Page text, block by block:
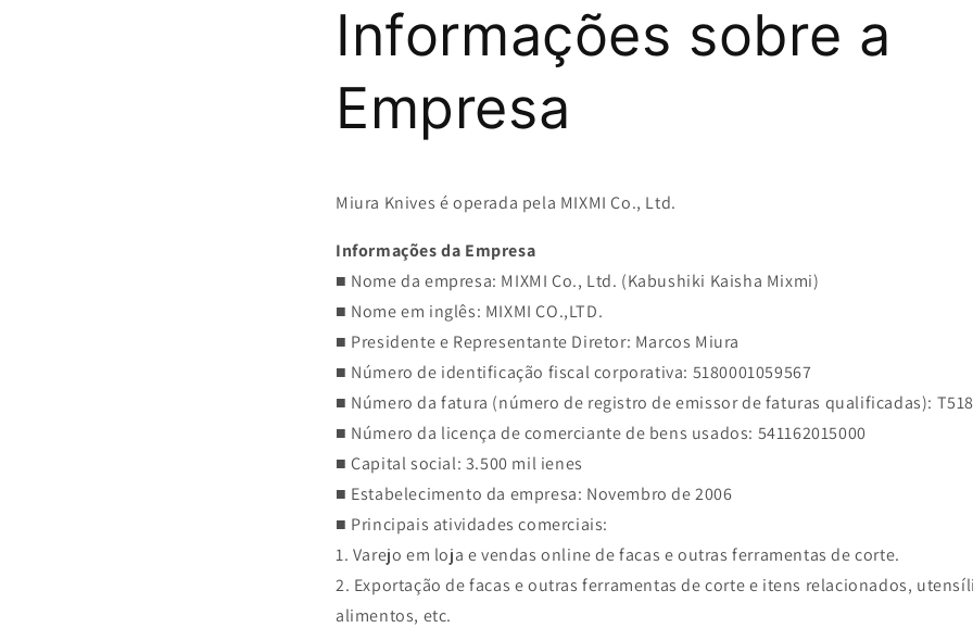
Informações sobre a
Empresa
Miura Knives é operada pela MIXMI Co., Ltd.
Informações da Empresa
■ Nome da empresa: MIXMI Co., Ltd. (Kabushiki Kaisha Mixmi)
■ Nome em inglês: MIXMI CO.,LTD.
■ Presidente e Representante Diretor: Marcos Miura
■ Número de identificação fiscal corporativa: 5180001059567
■ Número da fatura (número de registro de emissor de faturas qualificadas):
■ Número da licença de comerciante de bens usados: 541162015000
■ Capital social: 3.500 mil ienes
■ Estabelecimento da empresa: Novembro de 2006
■ Principais atividades comerciais:
1. Varejo em loja e vendas online de facas e outras ferramentas de corte.
2. Exportação de facas e outras ferramentas de corte e itens relacionados,
alimentos, etc.